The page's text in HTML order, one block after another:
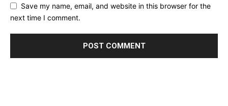
Save my name, email, and website in this browser for the
next time I comment.